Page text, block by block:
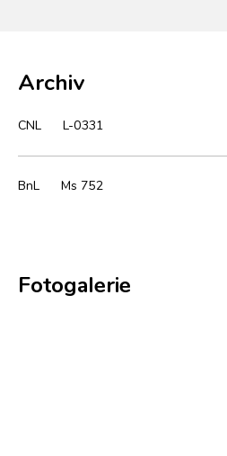
Archiv
CNL L-0331
BnL Ms 752
Fotogalerie